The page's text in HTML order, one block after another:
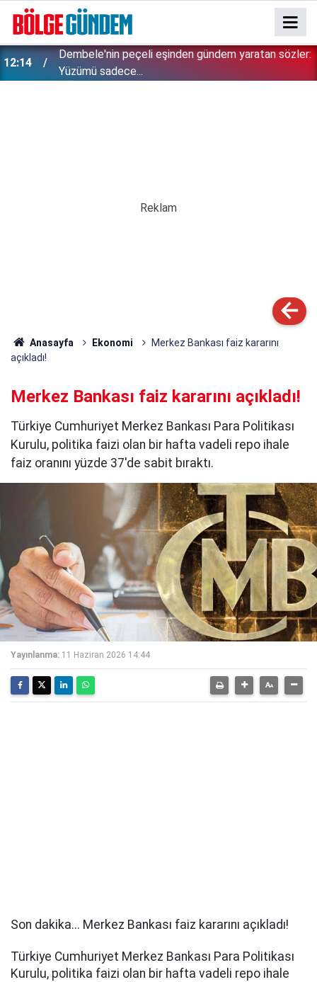
11:58
Böcek ilacı faciasında 8 yaşındaki Ahmet hayatını
kaybetmişti: Davadan çıkan karar vicdanları sızlattı!
Anasayfa Ekonomi
Merkez Bankası faiz kararını
açıkladı!
Merkez Bankası faiz kararını açıkladı!
Türkiye Cumhuriyet Merkez Bankası Para Politikası
Kurulu, politika faizi olan bir hafta vadeli repo ihale
faiz oranını yüzde 37'de sabit bıraktı.
Yayınlanma: 11 Haziran 2026 14:44
Son dakika... Merkez Bankası faiz kararını açıkladı!
Türkiye Cumhuriyet Merkez Bankası Para Politikası
Kurulu, politika faizi olan bir hafta vadeli repo ihale